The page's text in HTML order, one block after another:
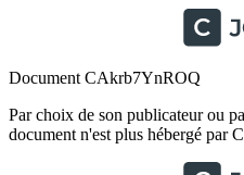
Document CAkrb7YnROQ
Par choix de son publicateur ou
document n'est plus hébergé par